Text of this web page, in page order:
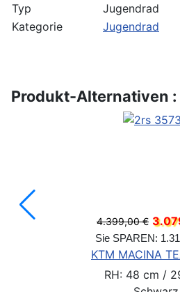
Typ
Jugendrad
Kategorie
Jugendrad
Produkt-Alternativen :
4.399,00 €
Sie SPAREN:
KTM MACINA
RH: 48 cm / 29